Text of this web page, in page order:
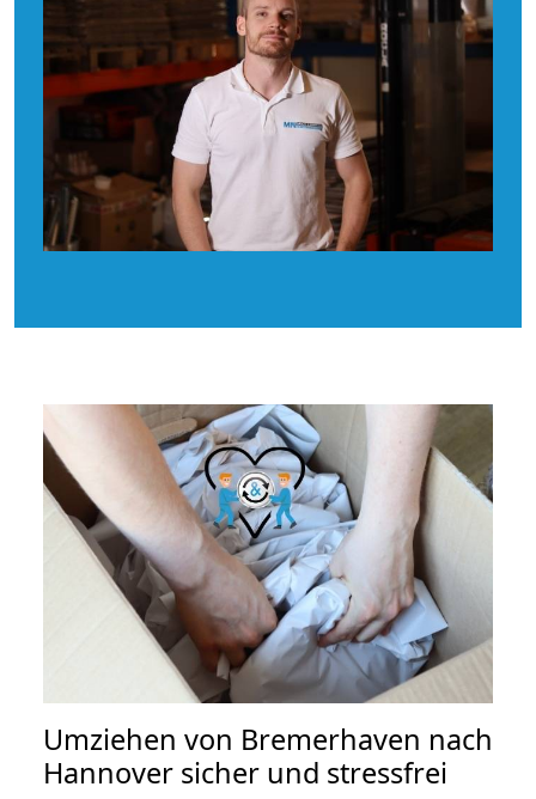
Umziehen von Bremerhaven nach
Hannover sicher und stressfrei